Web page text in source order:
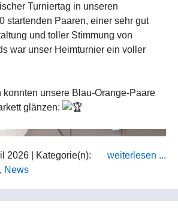
Turniertag in unseren
startenden Paaren, einer sehr gut
und toller Stimmung von
war unser Heimturnier ein voller
konnten unsere Blau-Orange-Paare
glänzen:
2026 | Kategorie(n):
, News
weiterlesen ...